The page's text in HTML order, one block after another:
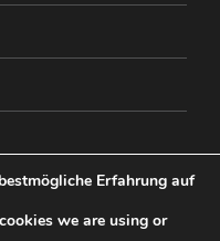
Erfahrung auf
we are using or